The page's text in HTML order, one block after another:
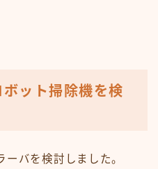
ット掃除機を検
バを検討しました。